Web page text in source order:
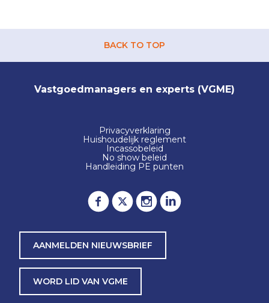
BACK TO TOP
Vastgoedmanagers en experts (VGME)
Privacyverklaring
Huishoudelijk reglement
Incassobeleid
No show beleid
Handleiding PE punten
AANMELDEN NIEUWSBRIEF
WORD LID VAN VGME